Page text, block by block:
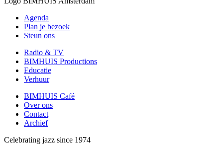
Agenda
Plan je bezoek
Steun ons
Radio & TV
BIMHUIS Productions
Educatie
Verhuur
BIMHUIS Café
Over ons
Contact
Archief
Celebrating jazz since 1974